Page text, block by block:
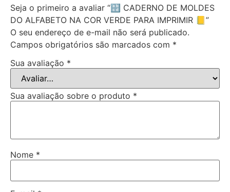
Seja o primeiro a avaliar “🔡 CADERNO DE MOLDES
DO ALFABETO NA COR VERDE PARA IMPRIMIR 📒”
O seu endereço de e-mail não será publicado.
Campos obrigatórios são marcados com *
Sua avaliação *
Sua avaliação sobre o produto *
Nome *